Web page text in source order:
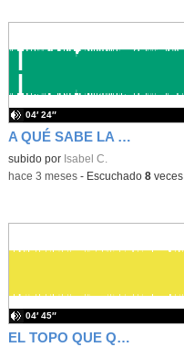
A QUÉ SABE LA LUNA 5 AÑOS
Contenido educativo.
subido por Isabel C.
04′ 24″
-hace 3 meses- Escuchado 8veces
EL TOPO QUE QUERIA SABER QUIN SE HABÍA HECHO ESO EN SU CABEZA
04′ 45″